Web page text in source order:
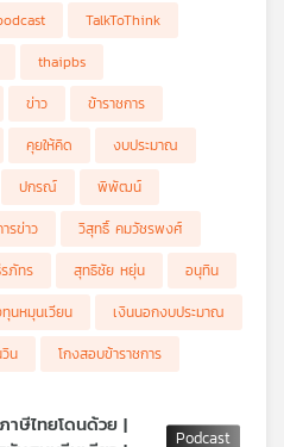
าราชการ" 2 เรื่องใหญ่กวนใจ และสั่น
พ." สยบข่าวรอยร้าวพรรคภูมิใจไทย
รียมพร้อมลดขนาดข้าราชการส่วนภูมิภาค
ไปต่อ ?
จะอธิบายเรื่องให้เข้าใจง่าย !
เมื่อไหร่ จบลงอย่างไร ?
TalkToThink
thaipbs
ข่าว
ข้าราชการ
คุยให้คิด
งบประมาณ
ปกรณ์
พิพัฒน์
รข่าว
วิสุทธิ์ คมวัชรพงศ์
ภัทร สุทธิชัย หยุ่น
อนุทิน
นหมุนเวียน
เงินนอกงบประมาณ
วิน โกงสอบข้าราชการ
าษีไทยโดนด้วย |